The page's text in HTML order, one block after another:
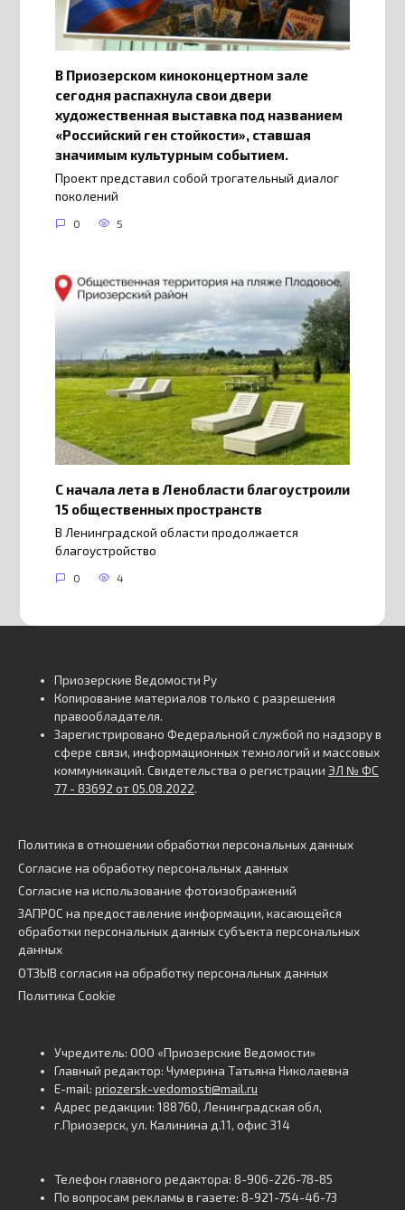
В Приозерском киноконцертном зале
сегодня распахнула свои двери
художественная выставка под названием
«Российский ген стойкости», ставшая
значимым культурным событием.
Проект представил собой трогательный диалог
поколений
0 5
С начала лета в Ленобласти благоустроили
15 общественных пространств
В Ленинградской области продолжается
благоустройство
0 4
Приозерские Ведомости Ру
Копирование материалов только с разрешения
правообладателя.
Зарегистрировано Федеральной службой по надзору в
сфере связи, информационных технологий и массовых
коммуникаций. Свидетельства о регистрации ЭЛ № ФС
77 - 83692 от 05.08.2022.
Политика в отношении обработки персональных данных
Согласие на обработку персональных данных
Согласие на использование фотоизображений
ЗАПРОС на предоставление информации, касающейся
обработки персональных данных субъекта персональных
данных
ОТЗЫВ согласия на обработку персональных данных
Политика Cookie
Учредитель: ООО «Приозерские Ведомости»
Главный редактор: Чумерина Татьяна Николаевна
E-mail: priozersk-vedomosti@mail.ru
Адрес редакции: 188760, Ленинградская обл,
г.Приозерск, ул. Калинина д.11, офис 314
Телефон главного редактора: 8-906-226-78-85
По вопросам рекламы в газете: 8-921-754-46-73